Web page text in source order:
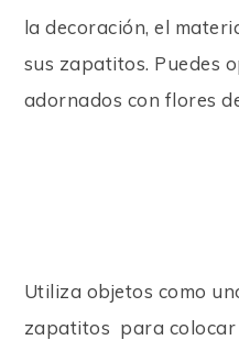
la decoración, el
sus zapatitos. Puedes
adornados con flores
Utiliza objetos como
zapatitos para